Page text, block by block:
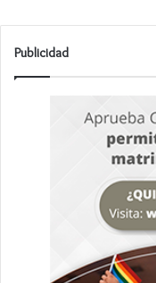
Publicidad